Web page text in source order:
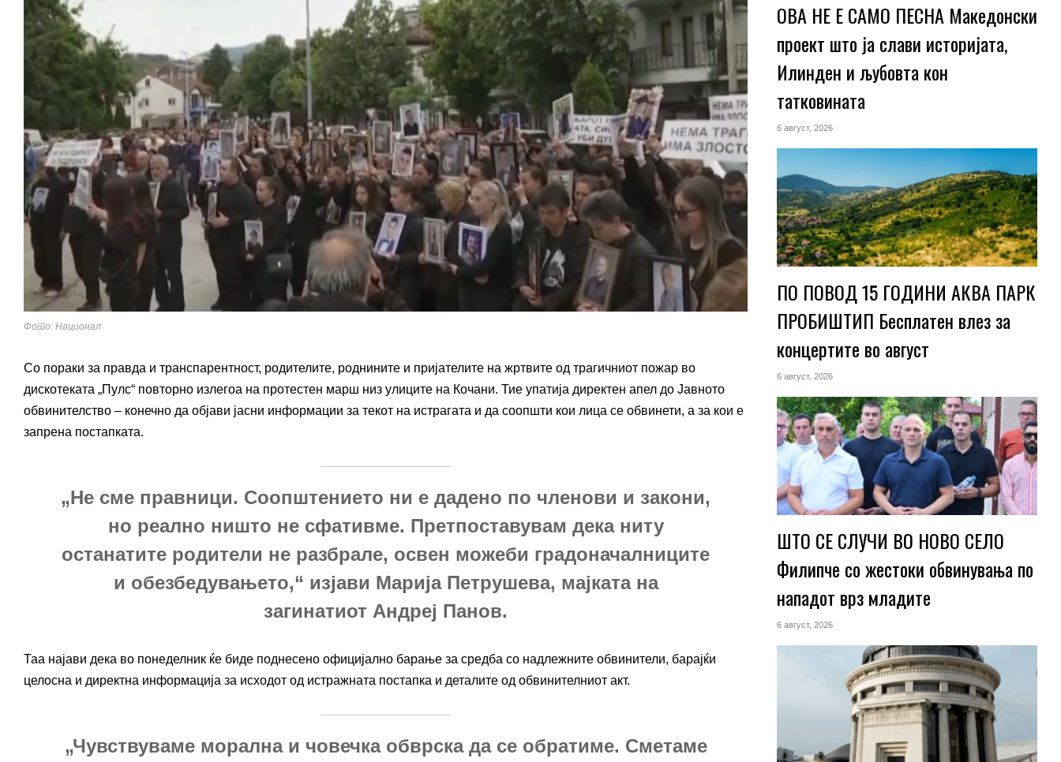
Фото: Национал
Со пораки за правда и транспарентност, родителите, роднините и пријателите на жртвите од трагичниот пожар во
дискотеката „Пулс“ повторно излегоа на протестен марш низ улиците на Кочани. Тие упатија директен апел до Јавното
обвинителство – конечно да објави јасни информации за текот на истрагата и да соопшти кои лица се обвинети, а за кои е
запрена постапката.
„Не сме правници. Соопштението ни е дадено по членови и закони,
но реално ништо не сфативме. Претпоставувам дека ниту
останатите родители не разбрале, освен можеби градоначалниците
и обезбедувањето,“ изјави Марија Петрушева, мајката на
загинатиот Андреј Панов.
Таа најави дека во понеделник ќе биде поднесено официјално барање за средба со надлежните обвинители, барајќи
целосна и директна информација за исходот од истражната постапка и деталите од обвинителниот акт.
„Чувствуваме морална и човечка обврска да се обратиме. Сметаме
ОВА НЕ Е САМО ПЕСНА Македонски
проект што ја слави историјата,
Илинден и љубовта кон
татковината
6 август, 2026
ПО ПОВОД 15 ГОДИНИ АКВА ПАРК
ПРОБИШТИП Бесплатен влез за
концертите во август
6 август, 2026
ШТО СЕ СЛУЧИ ВО НОВО СЕЛО
Филипче со жестоки обвинувања по
нападот врз младите
6 август, 2026